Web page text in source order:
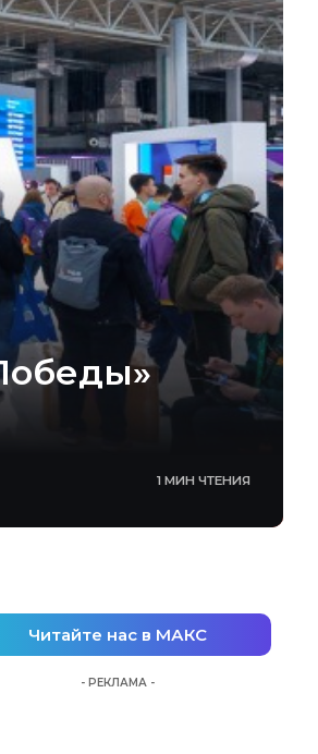
1 МИН ЧТЕНИЯ
Читайте нас в МАКС
- РЕКЛАМА -